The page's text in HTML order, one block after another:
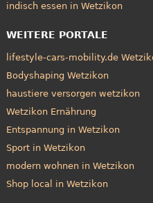
indisch essen in Wetzikon
WEITERE PORTALE
lifestyle-cars-mobility.de
Bodyshaping Wetzikon
haustiere versorgen wetzikon
Wetzikon Ernährung
Entspannung in Wetzikon
Sport in Wetzikon
modern wohnen in Wetzikon
Shop local in Wetzikon